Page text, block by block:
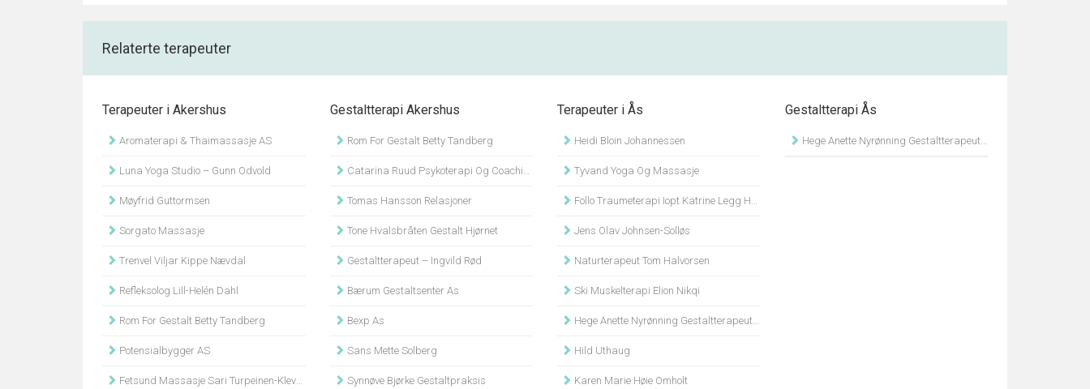
Relaterte terapeuter
Terapeuter i Akershus
Aromaterapi & Thaimassasje AS
Luna Yoga Studio – Gunn Odvold
Møyfrid Guttormsen
Sorgato Massasje
Trenvel Viljar Kippe Nævdal
Refleksolog Lill-Helén Dahl
Rom For Gestalt Betty Tandberg
Potensialbygger AS
Fetsund Massasje Sari Turpeinen-Klevstuen
Gestaltterapi Akershus
Rom For Gestalt Betty Tandberg
Catarina Ruud Psykoterapi Og Coaching
Tomas Hansson Relasjoner
Tone Hvalsbråten Gestalt Hjørnet
Gestaltterapeut – Ingvild Rød
Bærum Gestaltsenter As
Bexp As
Sans Mette Solberg
Synnøve Bjørke Gestaltpraksis
Terapeuter i Ås
Heidi Bloin Johannessen
Tyvand Yoga Og Massasje
Follo Traumeterapi Iopt Katrine Legg Hauger International
Jens Olav Johnsen-Solløs
Naturterapeut Tom Halvorsen
Ski Muskelterapi Elion Nikqi
Hege Anette Nyrønning Gestaltterapeut Mngf
Hild Uthaug
Karen Marie Høie Omholt
Gestaltterapi Ås
Hege Anette Nyrønning Gestaltterapeut Mngf